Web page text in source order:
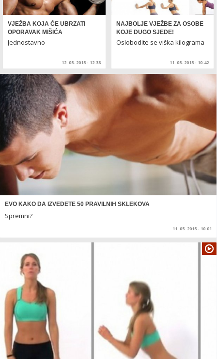
VJEŽBA KOJA ĆE UBRZATI
OPORAVAK MIŠIĆA
Jednostavno
12. 05. 2015 - 12:38
NAJBOLJE VJEŽBE ZA OSOBE
KOJE DUGO SJEDE!
Oslobodite se viška kilograma
11. 05. 2015 - 10:42
EVO KAKO DA IZVEDETE 50 PRAVILNIH SKLEKOVA
Spremni?
11. 05. 2015 - 10:01